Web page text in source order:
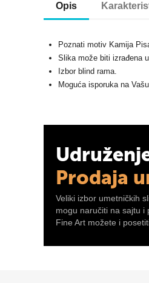
Opis
Poznati motiv Kamija
Slika može biti izrađena
Izbor blind rama.
Moguća isporuka na
Prodaja
Veliki izbor umetničkih
mogu naručiti na sajtu i
Fine Art možete i